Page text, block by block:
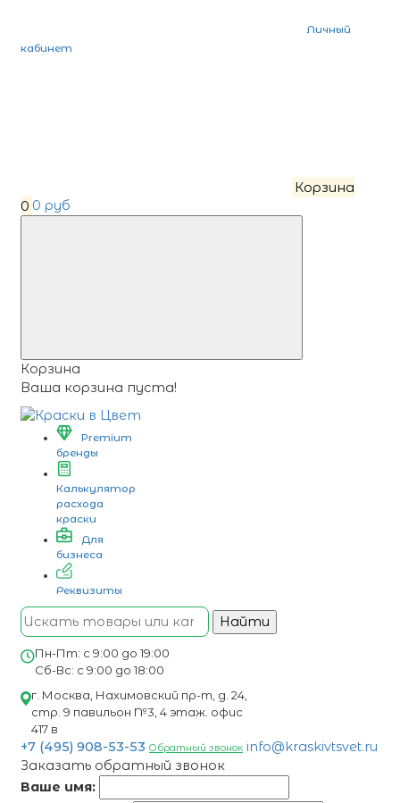
Личный
кабинет
Корзина
0 0 руб
Корзина
Ваша корзина пуста!
Premium
бренды
Калькулятор
расхода
краски
Для
бизнеса
Реквизиты
Найти
Пн-Пт: с 9:00 до 19:00
Сб-Вс: с 9:00 до 18:00
г. Москва, Нахимовский пр-т, д. 24,
стр. 9 павильон №3, 4 этаж. офис
417 в
+7 (495) 908-53-53 Обратный звонок info@kraskivtsvet.ru
Заказать обратный звонок
Ваше имя: